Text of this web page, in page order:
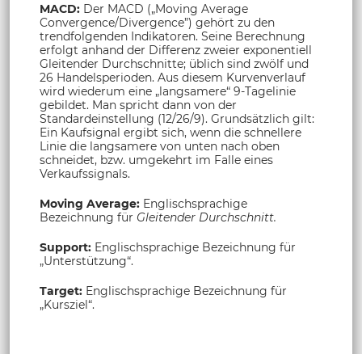
MACD: Der MACD („Moving Average
Convergence/Divergence”) gehört zu den
trendfolgenden Indikatoren. Seine Berechnung
erfolgt anhand der Differenz zweier exponentiell
Gleitender Durchschnitte; üblich sind zwölf und
26 Handelsperioden. Aus diesem Kurvenverlauf
wird wiederum eine „langsamere“ 9-Tagelinie
gebildet. Man spricht dann von der
Standardeinstellung (12/26/9). Grundsätzlich gilt:
Ein Kaufsignal ergibt sich, wenn die schnellere
Linie die langsamere von unten nach oben
schneidet, bzw. umgekehrt im Falle eines
Verkaufssignals.
Moving Average: Englischsprachige
Bezeichnung für Gleitender Durchschnitt.
Support: Englischsprachige Bezeichnung für
„Unterstützung“.
Target: Englischsprachige Bezeichnung für
„Kursziel“.